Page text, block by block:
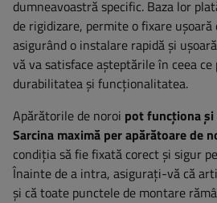
dumneavoastră specific. Baza lor
de rigidizare, permite o fixare ușoară
asigurând o instalare rapidă și
vă va satisface așteptările în ceea
durabilitatea și funcționalitatea.
Apărătorile de noroi pot funcționa și
Sarcina maximă per apărătoare de
condiția să fie fixată corect și sigur
Înainte de a intra, asigurați-vă că
și că toate punctele de montare